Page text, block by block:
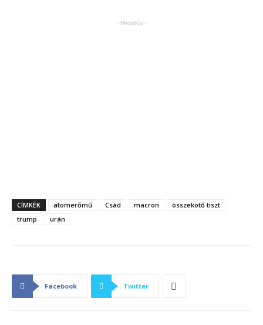
- Hirdetés -
CÍMKÉK atomerőmű Csád macron
összekötő tiszt
trump
urán
Facebook Twitter